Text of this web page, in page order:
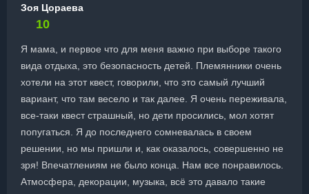
Зоя Цораева
10
Я мама, и первое что для меня важно при выборе такого
вида отдыха, это безопасность детей. Племянники очень
хотели на этот квест, говорили, что это самый лучший
вариант, что там весело и так далее. Я очень переживала,
все-таки квест страшный, но дети просились, мол хотят
попугаться. Я до последнего сомневалась в своем
решении, но мы пришли и, как оказалось, совершенно не
зря! Впечатлениям не было конца. Нам все понравилось.
Атмосфера, декорации, музыка, всё это давало такие